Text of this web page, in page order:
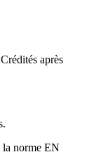
Crédités après
la norme EN